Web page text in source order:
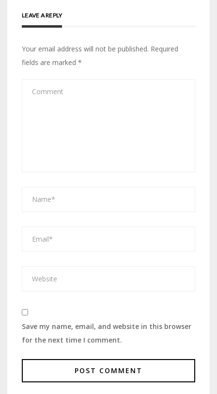
LEAVE A REPLY
Your email address will not be published. Required
fields are marked *
Save my name, email, and website in this browser
for the next time I comment.